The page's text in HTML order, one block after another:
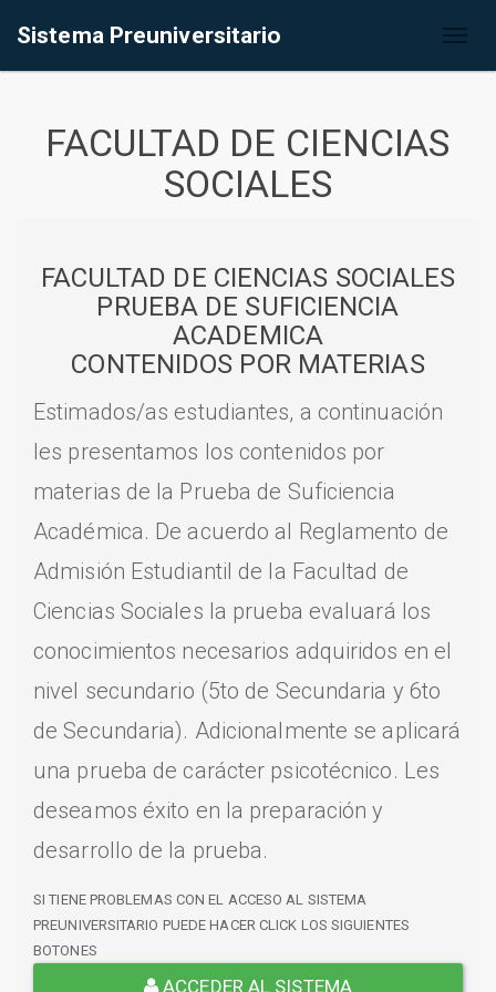
Sistema Preuniversitario
FACULTAD DE CIENCIAS
SOCIALES
FACULTAD DE CIENCIAS SOCIALES
PRUEBA DE SUFICIENCIA
ACADEMICA
CONTENIDOS POR MATERIAS
Estimados/as estudiantes, a continuación
les presentamos los contenidos por
materias de la Prueba de Suficiencia
Académica. De acuerdo al Reglamento de
Admisión Estudiantil de la Facultad de
Ciencias Sociales la prueba evaluará los
conocimientos necesarios adquiridos en el
nivel secundario (5to de Secundaria y 6to
de Secundaria). Adicionalmente se aplicará
una prueba de carácter psicotécnico. Les
deseamos éxito en la preparación y
desarrollo de la prueba.
SI TIENE PROBLEMAS CON EL ACCESO AL SISTEMA
PREUNIVERSITARIO PUEDE HACER CLICK LOS SIGUIENTES
BOTONES
ACCEDER AL SISTEMA